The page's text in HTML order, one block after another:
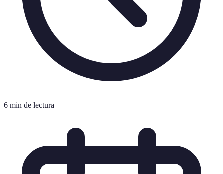
6 min de lectura